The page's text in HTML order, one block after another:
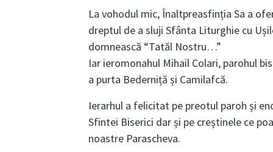
La vohodul mic, Înaltpreasfinția Sa a
dreptul de a sluji Sfânta Liturghie cu
domnească “Tatăl Nostru…”
Iar ieromonahul Mihail Colari, parohul
a purta Bederniță și Camilafcă.
Ierarhul a felicitat pe preotul paroh și
Sfintei Biserici dar și pe creștinele ce
noastre Parascheva.